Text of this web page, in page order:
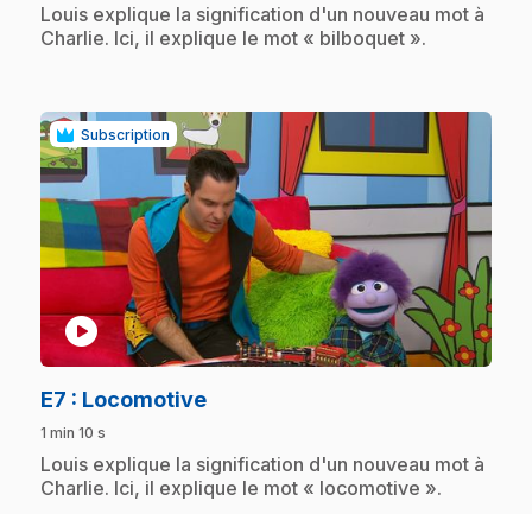
.Louis explique la signification d'un nouveau mot à
Charlie. Ici, il explique le mot « bilboquet ».
Subscription
play_circle
E7 : Locomotive.
1 min 10 s
.Louis explique la signification d'un nouveau mot à
Charlie. Ici, il explique le mot « locomotive ».